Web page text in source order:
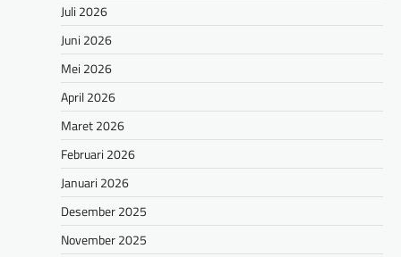
Juli 2026
Juni 2026
Mei 2026
April 2026
Maret 2026
Februari 2026
Januari 2026
Desember 2025
November 2025